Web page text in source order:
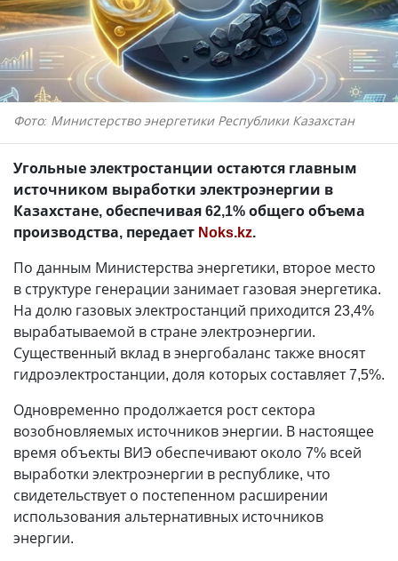
Фото: Министерство энергетики Республики Казахстан
Угольные электростанции остаются главным
источником выработки электроэнергии в
Казахстане, обеспечивая 62,1% общего объема
производства, передает Noks.kz.
По данным Министерства энергетики, второе место
в структуре генерации занимает газовая энергетика.
На долю газовых электростанций приходится 23,4%
вырабатываемой в стране электроэнергии.
Существенный вклад в энергобаланс также вносят
гидроэлектростанции, доля которых составляет 7,5%.
Одновременно продолжается рост сектора
возобновляемых источников энергии. В настоящее
время объекты ВИЭ обеспечивают около 7% всей
выработки электроэнергии в республике, что
свидетельствует о постепенном расширении
использования альтернативных источников
энергии.